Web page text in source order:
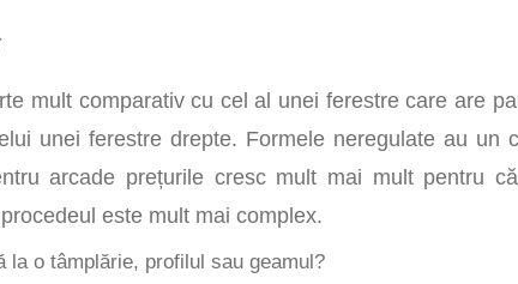
mult comparativ cu cel al unei ferestre care are
unei ferestre drepte. Formele neregulate au un
arcade prețurile cresc mult mai mult pentru
este mult mai complex.
la o tâmplărie, profilul sau geamul?